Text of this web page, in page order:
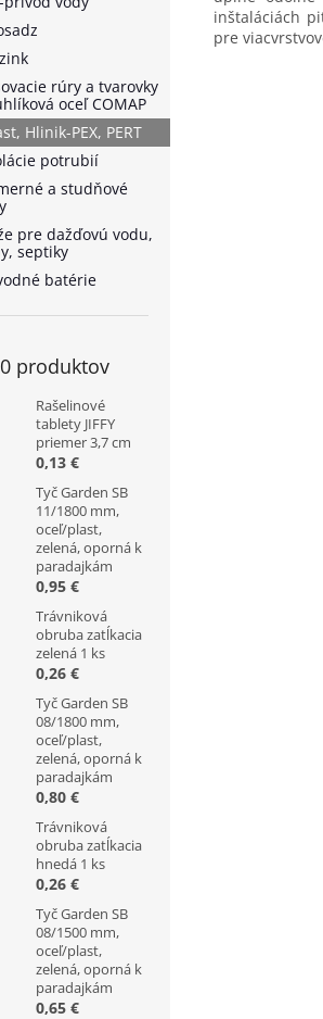
rúry a tvarovky
oceľ COMAP
Hlinik-PEX, PERT
potrubií
a studňové
pre dažďovú vodu,
septiky
batérie
produktov
Rašelinové
tablety JIFFY
priemer 3,7 cm
0,13 €
Tyč Garden SB
11/1800 mm,
oceľ/plast,
zelená, oporná k
paradajkám
0,95 €
Trávniková
obruba zatĺkacia
zelená 1 ks
0,26 €
Tyč Garden SB
08/1800 mm,
oceľ/plast,
zelená, oporná k
paradajkám
0,80 €
Trávniková
obruba zatĺkacia
hnedá 1 ks
0,26 €
Tyč Garden SB
08/1500 mm,
oceľ/plast,
zelená, oporná k
paradajkám
0,65 €
inštaláciách
pre